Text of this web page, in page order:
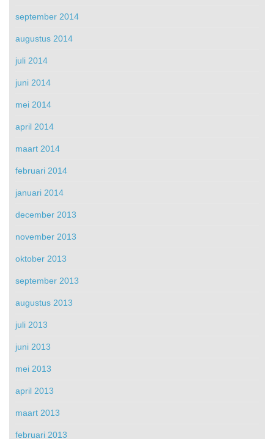
september 2014
augustus 2014
juli 2014
juni 2014
mei 2014
april 2014
maart 2014
februari 2014
januari 2014
december 2013
november 2013
oktober 2013
september 2013
augustus 2013
juli 2013
juni 2013
mei 2013
april 2013
maart 2013
februari 2013